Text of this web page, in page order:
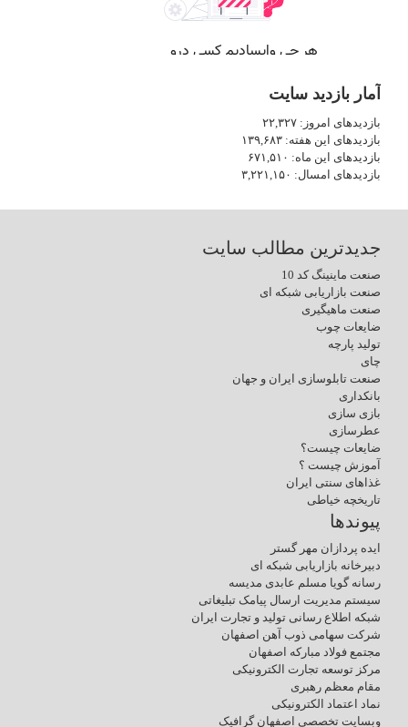
آمار بازدید سایت
بازدیدهای امروز: ۲۲,۳۲۷
بازدیدهای این هفته: ۱۳۹,۶۸۳
بازدیدهای این ماه: ۶۷۱,۵۱۰
بازدیدهای امسال: ۳,۲۲۱,۱۵۰
جدیدترین مطالب سایت
صنعت ماینینگ کد 10
صنعت بازاریابی شبکه ای
صنعت ماهیگیری
ضایعات چوب
تولید پارچه
چای
صنعت تابلوسازی ایران و جهان
بانکداری
بازی سازی
عطرسازی
ضایعات چیست؟
آموزش چیست ؟
غذاهای سنتی ایران
تاریخچه خیاطی
پیوندها
ایده پردازان مهر گستر
دبیرخانه بازاریابی شبکه ای
رسانه گویا مسلم عابدی مدیسه
سیستم مدیریت ارسال پیامک تبلیغاتی
شبکه اطلاع رسانی تولید و تجارت ایران
شرکت سهامی ذوب آهن اصفهان
مجتمع فولاد مبارکه اصفهان
مرکز توسعه تجارت الکترونیکی
مقام معظم رهبری
نماد اعتماد الکترونیکی
وبسایت تخصصی اصفهان گرافیک